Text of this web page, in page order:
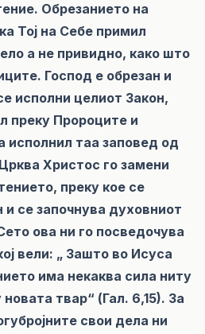
Обрезанието на
Тој на Себе примил
а не привидно, како што
Господ е обрезан и
исполни целиот Закон,
преку Пророците и
исполнил таа заповед од
Христос го замени
преку кое се
и се започнува духовниот
ова ни го посведочува
вели: „ Зашто во Исуса
има некаква сила ниту
твар“ (Гал. 6,15). За
свои дела ни